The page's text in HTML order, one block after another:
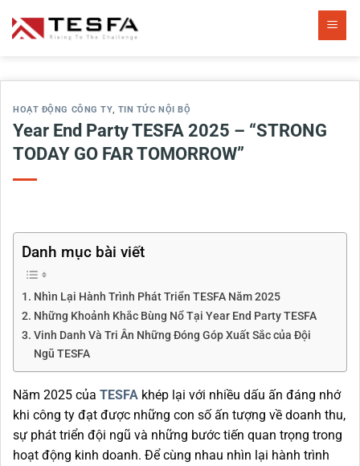
qua
HOẠT ĐỘNG CÔNG TY, TIN TỨC NỘI BỘ
Year End Party TESFA 2025 – “STRONG
TODAY GO FAR TOMORROW”
Danh mục bài viết
Nhìn Lại Hành Trình Phát Triển TESFA Năm 2025
Những Khoảnh Khắc Bùng Nổ Tại Year End Party TESFA
Vinh Danh Và Tri Ân Những Đóng Góp Xuất Sắc của Đội
Ngũ TESFA
Năm 2025 của TESFA khép lại với nhiều dấu ấn đáng nhớ
khi công ty đạt được những con số ấn tượng về doanh thu,
sự phát triển đội ngũ và những bước tiến quan trọng trong
hoạt động kinh doanh. Để cùng nhau nhìn lại hành trình